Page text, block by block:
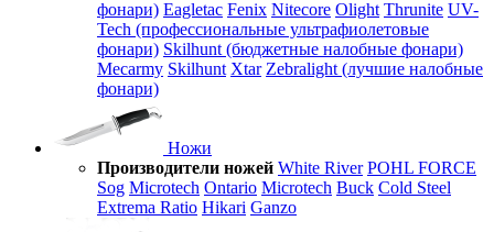
фонари) Eagletac Fenix Nitecore Olight Thrunite UV-
Tech (профессиональные ультрафиолетовые
фонари) Skilhunt (бюджетные налобные фонари)
Mecarmy Skilhunt Xtar Zebralight (лучшие налобные
фонари)
Ножи
Производители ножей White River POHL FORCE
Sog Microtech Ontario Microtech Buck Cold Steel
Extrema Ratio Hikari Ganzo